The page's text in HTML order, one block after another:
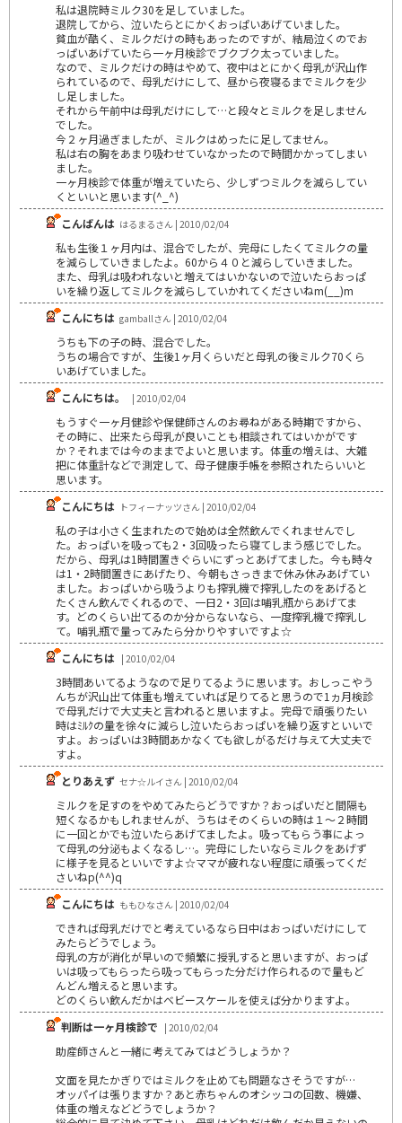
私は退院時ミルク30を足していました。
退院してから、泣いたらとにかくおっぱいあげていました。
貧血が酷く、ミルクだけの時もあったのですが、結局泣くのでお
っぱいあげていたら一ヶ月検診でブクブク太っていました。
なので、ミルクだけの時はやめて、夜中はとにかく母乳が沢山作
られているので、母乳だけにして、昼から夜寝るまでミルクを少
し足しました。
それから午前中は母乳だけにして…と段々とミルクを足しません
でした。
今２ヶ月過ぎましたが、ミルクはめったに足してません。
私は右の胸をあまり吸わせていなかったので時間かかってしまい
ました。
一ヶ月検診で体重が増えていたら、少しずつミルクを減らしてい
くといいと思います(^_^)
こんばんは はるまるさん | 2010/02/04
私も生後１ヶ月内は、混合でしたが、完母にしたくてミルクの量
を減らしていきましたよ。60から４０と減らしていきました。
また、母乳は吸われないと増えてはいかないので泣いたらおっぱ
いを繰り返してミルクを減らしていかれてくださいねm(__)m
こんにちは gamballさん | 2010/02/04
うちも下の子の時、混合でした。
うちの場合ですが、生後1ヶ月くらいだと母乳の後ミルク70くら
いあげていました。
こんにちは。
| 2010/02/04
もうすぐ一ヶ月健診や保健師さんのお尋ねがある時期ですから、
その時に、出来たら母乳が良いことも相談されてはいかがです
か？それまでは今のままでよいと思います。体重の増えは、大雑
把に体重計などで測定して、母子健康手帳を参照されたらいいと
思います。
こんにちは トフィーナッツさん | 2010/02/04
私の子は小さく生まれたので始めは全然飲んでくれませんでし
た。おっぱいを吸っても2・3回吸ったら寝てしまう感じでした。
だから、母乳は1時間置きぐらいにずっとあげてました。今も時々
は1・2時間置きにあげたり、今朝もさっきまで休み休みあげてい
ました。おっぱいから吸うよりも搾乳機で搾乳したのをあげると
たくさん飲んでくれるので、一日2・3回は哺乳瓶からあげてま
す。どのくらい出てるのか分からないなら、一度搾乳機で搾乳し
て。哺乳瓶で量ってみたら分かりやすいですよ☆
こんにちは | 2010/02/04
3時間あいてるようなので足りてるように思います。おしっこやう
んちが沢山出て体重も増えていれば足りてると思うので1ヵ月検診
で母乳だけで大丈夫と言われると思いますよ。完母で頑張りたい
時はﾐﾙｸの量を徐々に減らし泣いたらおっぱいを繰り返すといいで
すよ。おっぱいは3時間あかなくても欲しがるだけ与えて大丈夫で
すよ。
とりあえず セナ☆ルイさん | 2010/02/04
ミルクを足すのをやめてみたらどうですか？おっぱいだと間隔も
短くなるかもしれませんが、うちはそのくらいの時は１～２時間
に一回とかでも泣いたらあげてましたよ。吸ってもらう事によっ
て母乳の分泌もよくなるし…。完母にしたいならミルクをあげず
に様子を見るといいですよ☆ママが疲れない程度に頑張ってくだ
さいねp(^^)q
こんにちは ももひなさん | 2010/02/04
できれば母乳だけでと考えているなら日中はおっぱいだけにして
みたらどうでしょう。
母乳の方が消化が早いので頻繁に授乳すると思いますが、おっぱ
いは吸ってもらったら吸ってもらった分だけ作られるので量もど
んどん増えると思います。
どのくらい飲んだかはベビースケールを使えば分かりますよ。
判断は一ヶ月検診で | 2010/02/04
助産師さんと一緒に考えてみてはどうしょうか？
文面を見たかぎりではミルクを止めても問題なさそうですが…
オッパイは張りますか？あと赤ちゃんのオシッコの回数、機嫌、
体重の増えなどどうでしょうか？